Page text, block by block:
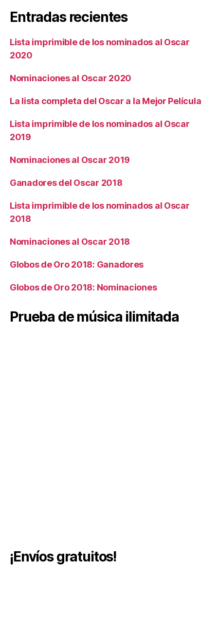
Entradas recientes
Lista imprimible de los nominados al Oscar
2020
Nominaciones al Oscar 2020
La lista completa del Oscar a la Mejor Película
Lista imprimible de los nominados al Oscar
2019
Nominaciones al Oscar 2019
Ganadores del Oscar 2018
Lista imprimible de los nominados al Oscar
2018
Nominaciones al Oscar 2018
Globos de Oro 2018: Ganadores
Globos de Oro 2018: Nominaciones
Prueba de música ilimitada
¡Envíos gratuitos!